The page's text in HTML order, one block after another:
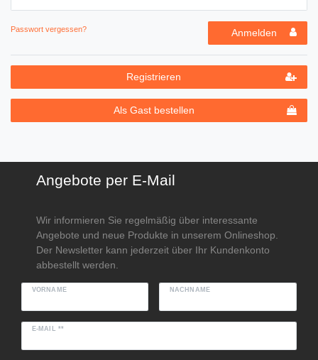
Passwort vergessen? Anmelden
Registrieren
Als Gast bestellen
Angebote per E-Mail
Wir informieren Sie regelmäßig über interessante
Angebote und neue Produkte in unserem Onlineshop.
Der Newsletter kann jederzeit über Ihr Kundenkonto
abbestellt werden.
VORNAME NACHNAME
E-MAIL **